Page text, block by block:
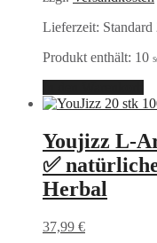
Lieferzeit:
Produkt enthält: 10
Youjizz L-
✅
Herbal
37,99 €